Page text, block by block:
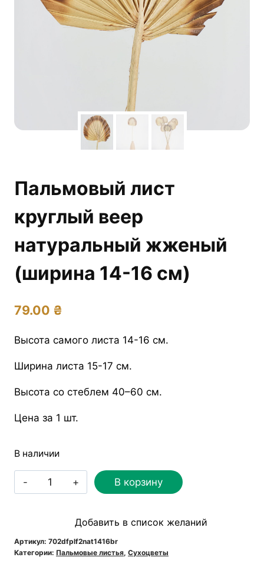
Пальмовый лист
круглый веер
натуральный жженый
(ширина 14-16 см)
79.00 ₴
Высота самого листа 14-16 см.
Ширина листа 15-17 см.
Высота со стеблем 40–60 см.
Цена за 1 шт.
В наличии
Количество
товара
круглый
веер
В корзину
Добавить в список желаний
Артикул: 702dfplf2nat1416br
Категории: Пальмовые листья, Сухоцветы